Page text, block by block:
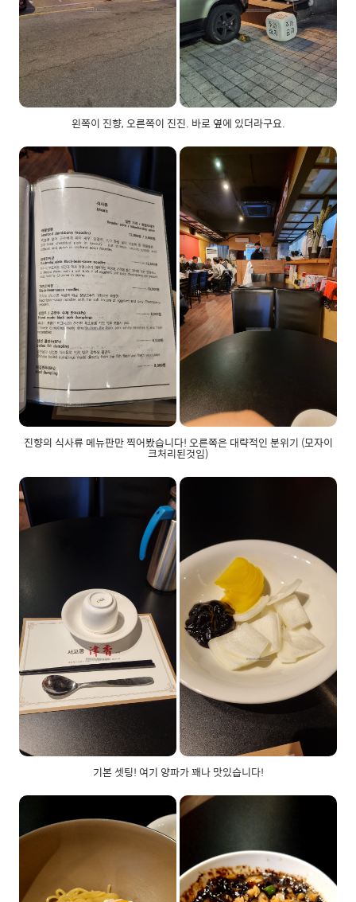
왼쪽이 진향, 오른쪽이 진진. 바로 옆에 있더라구요.
진향의 식사류 메뉴판만 찍어봤습니다! 오른쪽은 대략적인 분위기 (모자이
크처리된것임)
기본 셋팅! 여기 양파가 꽤나 맛있습니다!